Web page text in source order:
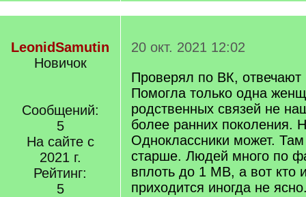
LeonidSamutin
Новичок
Сообщений:
5
На сайте с
2021 г.
Рейтинг:
5
20 окт. 2021 12:02
Проверял по ВК,
Помогла только одна
родственных связей не
более ранних поколения.
Одноклассники может.
старше. Людей много по
вплоть до 1 МВ, а вот кто
приходится иногда не